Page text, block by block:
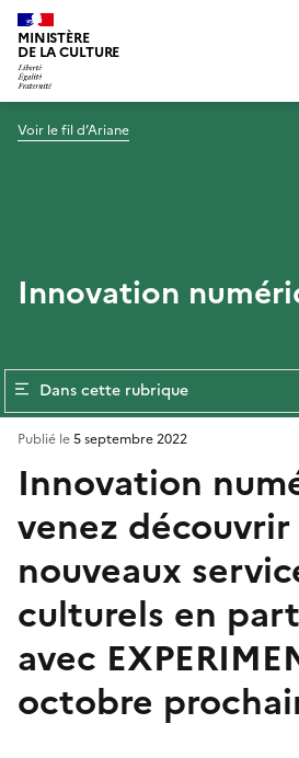
MINISTÈRE
DE LA CULTURE
Voir le fil d’Ariane
Innovation
Dans cette rubrique
Innovation
venez
nouveaux
culturels en
avec
octobre
Publié le5 septembre 2022